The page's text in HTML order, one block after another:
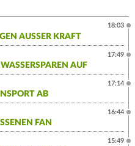
AUSSER KRAFT
18:03
AUF
17:49
AB
17:14
FAN
16:44
15:49